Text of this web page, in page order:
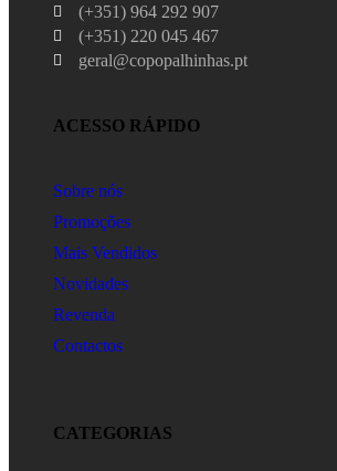
(+351) 964 292 907
(+351) 220 045 467
geral@copopalhinhas.pt
ACESSO RÁPIDO
Sobre nós
Promoções
Mais Vendidos
Novidades
Revenda
Contactos
CATEGORIAS